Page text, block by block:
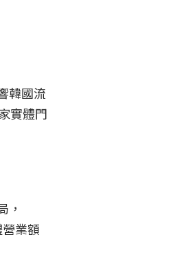
韓國流
實體門
，
業額